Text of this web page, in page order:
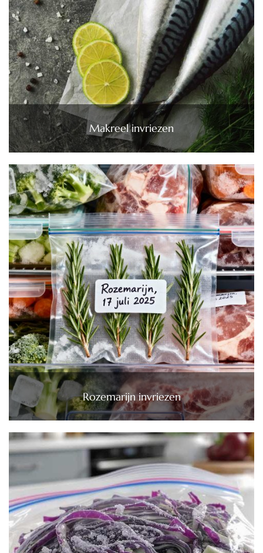
Makreel invriezen
Rozemarijn invriezen